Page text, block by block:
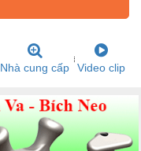
Nhà cung cấp Video clip